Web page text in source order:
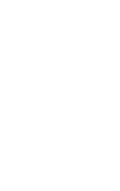
した。谷口氏は即日釈放
控訴を断念、無罪が確定
面識のある民家に侵入、
を隠蔽するために家屋に
根拠のない見込み捜査が
犯行を自白したが、その
は1979年に再審開始を
棄却して再審開始が確定
、齋藤氏の自白は容易に
布団襟当てに付着した血
あるとした。さらに、事
ャンパー、ズボンからは
ような血痕は付着してい
い流されたとされてい
時53歳。(読84.7.11夕)